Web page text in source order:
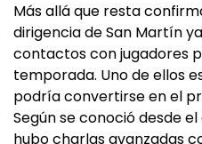
Más allá que resta
dirigencia de San Martín
contactos con jugadores
temporada. Uno de ellos
podría convertirse en el
Según se conoció desde
hubo charlas avanzadas